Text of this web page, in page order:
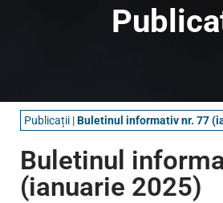
Publicații |Buletinul informativ nr. 77
Buletinul
(ianuarie 2025)